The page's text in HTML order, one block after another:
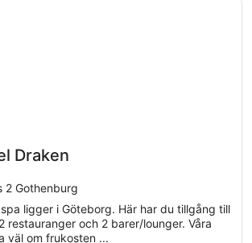
Draken
2 Gothenburg
ligger i Göteborg. Här har du tillgång till
restauranger och 2 barer/lounger. Våra
väl om frukosten ...